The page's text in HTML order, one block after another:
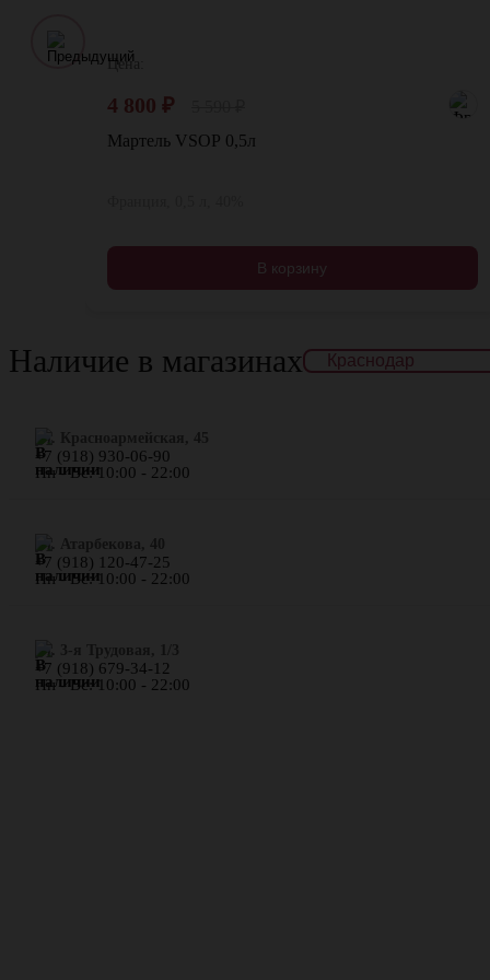
Цена:
4 800 ₽
Мартель VSOP 0,5л
В корзину
Наличие в магазинах
ул. Красноармейская, 45
+7 (918) 930-06-90
Пн - Вс: 10:00 - 22:00
​ул. Атарбекова, 40
+7 (918) 120-47-25
Пн - Вс: 10:00 - 22:00
ул. 3-я Трудовая, 1/3
+7 (918) 679-34-12
Пн - Вс: 10:00 - 22:00